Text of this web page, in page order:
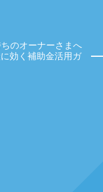
のオーナーさまへ
効く補助金活用ガ